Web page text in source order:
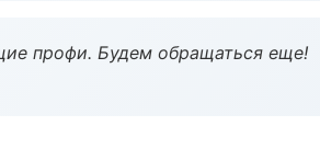
профи. Будем обращаться еще!